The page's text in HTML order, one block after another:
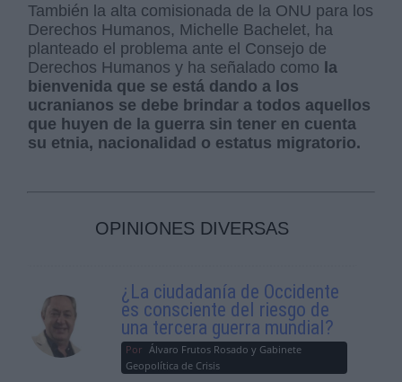
También la alta comisionada de la ONU para los
Derechos Humanos, Michelle Bachelet, ha
planteado el problema ante el Consejo de
Derechos Humanos y ha señalado como la
bienvenida que se está dando a los
ucranianos se debe brindar a todos aquellos
que huyen de la guerra sin tener en cuenta
su etnia, nacionalidad o estatus migratorio.
OPINIONES DIVERSAS
¿La ciudadanía de Occidente
es consciente del riesgo de
una tercera guerra mundial?
Por Álvaro Frutos Rosado y Gabinete
Geopolítica de Crisis